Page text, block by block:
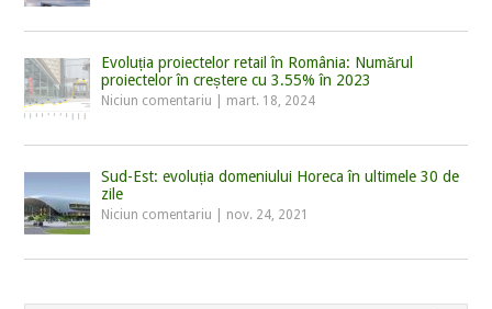
Evoluția proiectelor retail în România: Numărul
proiectelor în creștere cu 3.55% în 2023
Niciun comentariu mart. 18, 2024
Sud-Est: evoluția domeniului Horeca în ultimele 30 de
zile
Niciun comentariu nov. 24, 2021